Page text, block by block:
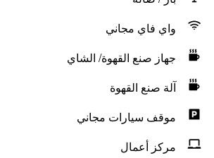
واي فاي مجاني
جهاز صنع القهوة/ الشاي
آلة صنع القهوة
موقف سيارات مجاني
مركز أعمال